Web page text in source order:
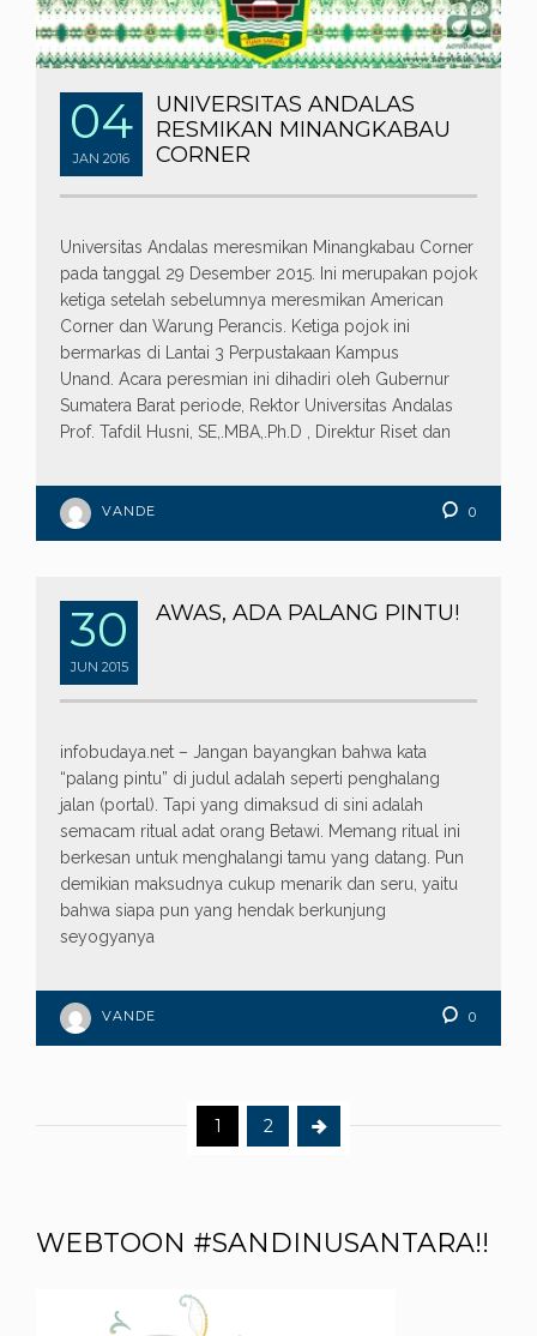
04
JAN 2016
UNIVERSITAS ANDALAS
RESMIKAN MINANGKABAU
CORNER
Universitas Andalas meresmikan Minangkabau Corner
pada tanggal 29 Desember 2015. Ini merupakan pojok
ketiga setelah sebelumnya meresmikan American
Corner dan Warung Perancis. Ketiga pojok ini
bermarkas di Lantai 3 Perpustakaan Kampus
Unand. Acara peresmian ini dihadiri oleh Gubernur
Sumatera Barat periode, Rektor Universitas Andalas
Prof. Tafdil Husni, SE,.MBA,.Ph.D , Direktur Riset dan
VANDE 0
30
JUN 2015
AWAS, ADA PALANG PINTU!
infobudaya.net – Jangan bayangkan bahwa kata
“palang pintu” di judul adalah seperti penghalang
jalan (portal). Tapi yang dimaksud di sini adalah
semacam ritual adat orang Betawi. Memang ritual ini
berkesan untuk menghalangi tamu yang datang. Pun
demikian maksudnya cukup menarik dan seru, yaitu
bahwa siapa pun yang hendak berkunjung
seyogyanya
VANDE 0
1 2
WEBTOON #SANDINUSANTARA!!